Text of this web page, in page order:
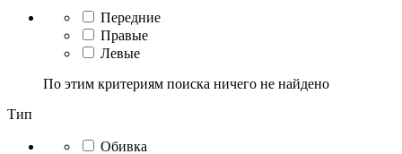
Передние
Правые
Левые
По этим критериям поиска ничего не найдено
Тип
Обивка